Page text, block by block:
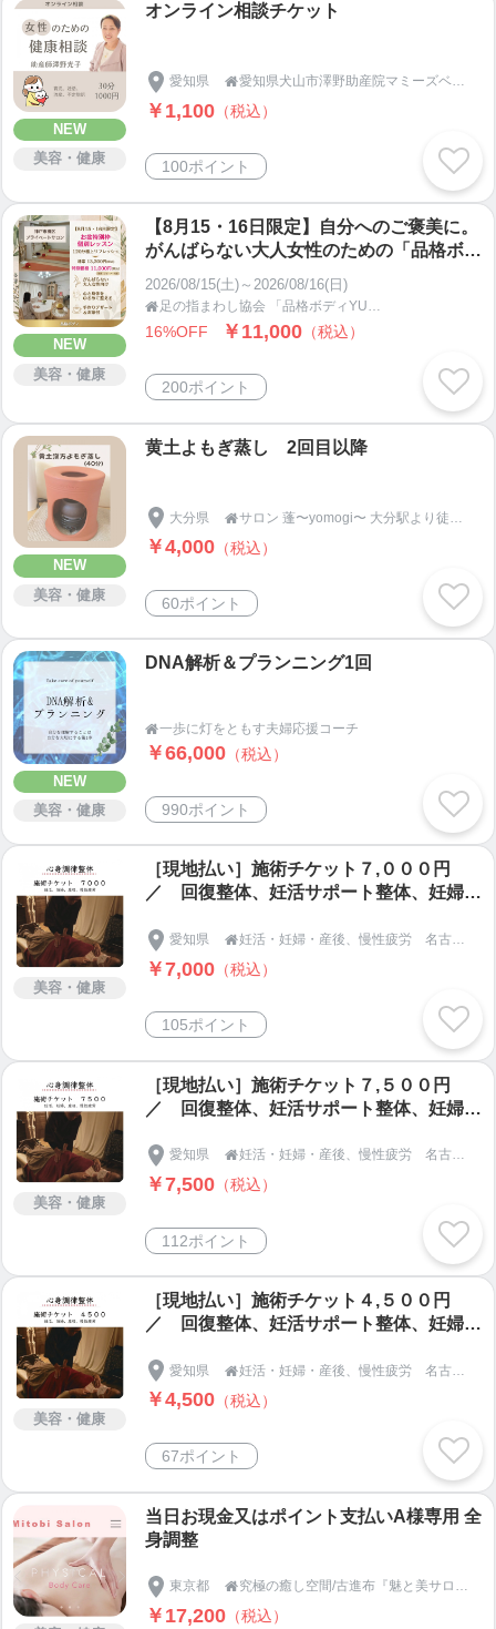
NEW
美容・健康
オンライン相談チケット
愛知県  愛知県犬山市澤野助産院マミーズベビーマッサージ
￥1,100 （税込）
100ポイント
NEW
美容・健康
【8月15・16日限定】自分へのご褒美に。
がんばらない大人女性のための「品格ボデ
ィ®」極上プライベートレッスン120分
（心整うカフェタイム＆手作りデザート
2026/08/15(土)～2026/08/16(日)
 足の指まわし協会 「品格ボディYUKARI塾」
16%OFF ￥11,000 （税込）
200ポイント
NEW
美容・健康
黄土よもぎ蒸し 2回目以降
大分県 
￥4,000 （税込）
60ポイント
NEW
美容・健康
DNA解析＆プランニング1回
一歩に灯をともす夫婦応援コーチ
￥66,000 （税込）
990ポイント
美容・健康
［現地払い］施術チケット７,０００円
／ 回復整体、妊活サポート整体、妊婦整
愛知県  妊活・妊婦・産後、慢性疲労 名古屋市天白区の【整体＆足つぼ 和恩（わおん）】
￥7,000 （税込）
105ポイント
美容・健康
［現地払い］施術チケット７,５００円
／ 回復整体、妊活サポート整体、妊婦整
愛知県  妊活・妊婦・産後、慢性疲労 名古屋市天白区の【整体＆足つぼ 和恩（わおん）】
￥7,500 （税込）
112ポイント
美容・健康
［現地払い］施術チケット４,５００円
／ 回復整体、妊活サポート整体、妊婦整
愛知県 
￥4,500 （税込）
67ポイント
当日お現金又はポイント支払いA様専用 全
身調整
東京都  究極の癒し空間/古進布『魅と美サロン』
￥17,200 （税込）